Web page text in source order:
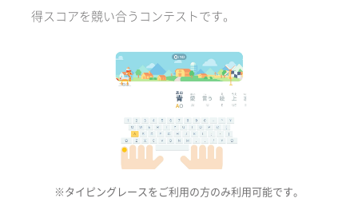
得スコアを競い合うコンテストです。
※タイピングレースをご利用の方のみ利用可能です。